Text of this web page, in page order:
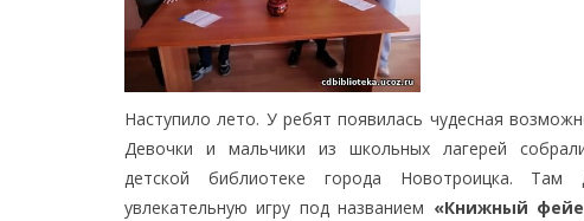
Наступило лето. У ребят появилась чудесная
Девочки и мальчики из школьных лагерей
детской библиотеке города Новотроицка. Там
увлекательную игру под названием «Книжный